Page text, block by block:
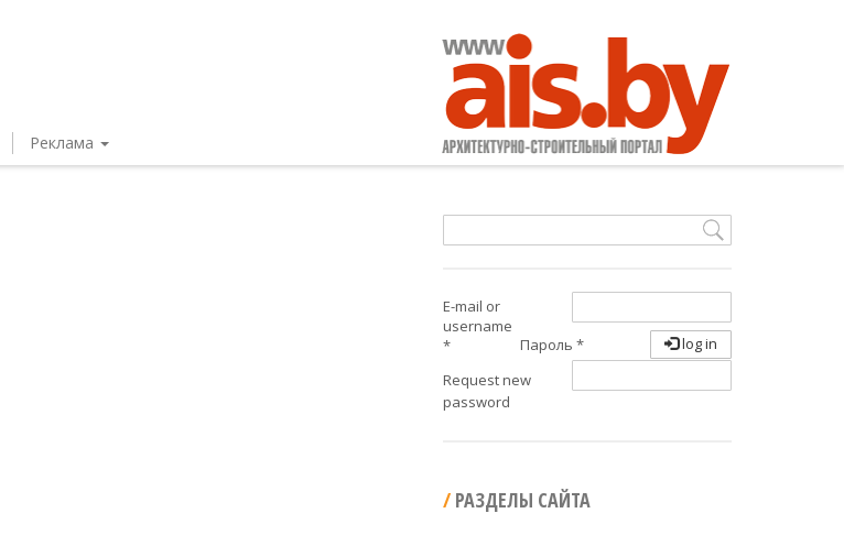
Реклама
E-mail or
username
*
Пароль *
Request new
password
log in
РАЗДЕЛЫ САЙТА